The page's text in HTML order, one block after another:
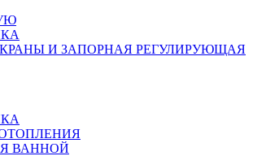
И ЗАПОРНАЯ РЕГУЛИРУЮЩАЯ
ВАННОЙ